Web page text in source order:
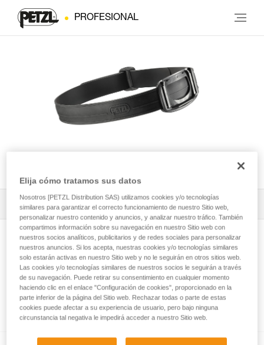
PROFESIONAL
Todos los contenidos técnicos 2 Filtrar
Potencia luminosa o autonomía
Elija cómo tratamos sus datos
Nosotros [PETZL Distribution SAS) utilizamos cookies y/o tecnologías
similares para garantizar el correcto funcionamiento de nuestro Sitio web,
personalizar nuestro contenido y anuncios, y analizar nuestro tráfico. También
compartimos información sobre su navegación en nuestro Sitio web con
nuestros socios analíticos, publicitarios y de redes sociales para personalizar
nuestros anuncios. Si los acepta, nuestras cookies y/o tecnologías similares
solo estarán activas en nuestro Sitio web y no le seguirán en otros sitios web.
Las cookies y/o tecnologías similares de nuestros socios le seguirán a través
de su navegación. Puede retirar su consentimiento en cualquier momento
haciendo clic en el enlace "Configuración de cookies", proporcionado en la
parte inferior de la página del Sitio web. Rechazar todas o parte de estas
cookies puede afectar a su experiencia de usuario, pero bajo ninguna
circunstancia tal negativa le impedirá acceder a nuestro Sitio web.